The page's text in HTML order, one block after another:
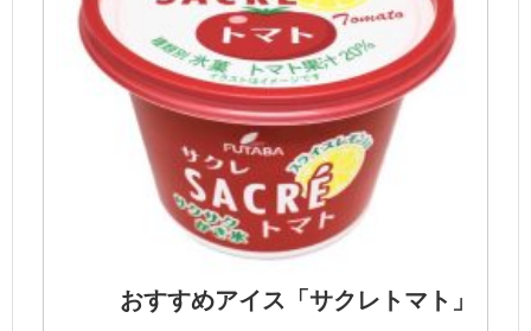
おすすめアイス「サクレトマト」